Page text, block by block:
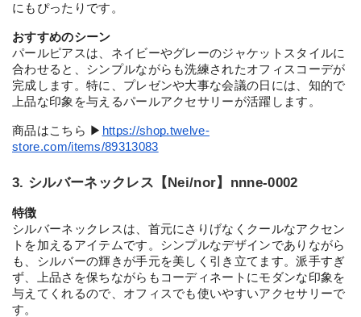
にもぴったりです。
おすすめのシーン
パールピアスは、ネイビーやグレーのジャケットスタイルに
合わせると、シンプルながらも洗練されたオフィスコーデが
完成します。特に、プレゼンや大事な会議の日には、知的で
上品な印象を与えるパールアクセサリーが活躍します。
商品はこちら ▶︎ https://shop.twelve-
store.com/items/89313083
3. シルバーネックレス【Nei/nor】nnne-0002
特徴
シルバーネックレスは、首元にさりげなくクールなアクセン
トを加えるアイテムです。シンプルなデザインでありながら
も、シルバーの輝きが手元を美しく引き立てます。派手すぎ
ず、上品さを保ちながらもコーディネートにモダンな印象を
与えてくれるので、オフィスでも使いやすいアクセサリーで
す。